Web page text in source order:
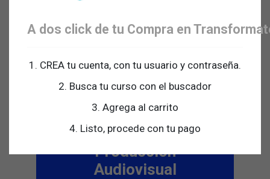
Asesoría Virtual Grabación de tu
audiolibro
Asesoría Virtual en Storytelling y
Marketing de Contenidos
Producción
Audiovisual
A dos click de tu Compra en
1. CREA tu cuenta, con tu usuario y contraseña.
2. Busca tu curso con el buscador
3. Agrega al carrito
4. Listo, procede con tu pago